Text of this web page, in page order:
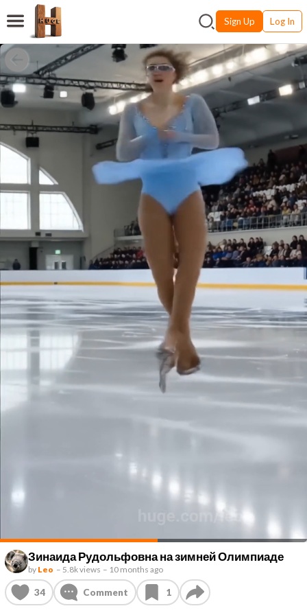
Sign Up Log In
Зинаида Рудольфовна на зимней Олимпиаде
by Leo – 5.8k views – 10 months ago
34 Comment 1